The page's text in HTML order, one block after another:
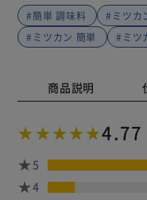
#簡単 調味料
#ミツカ
#ミツカン 簡単
#ミツ
商品説明
4.77
5
4